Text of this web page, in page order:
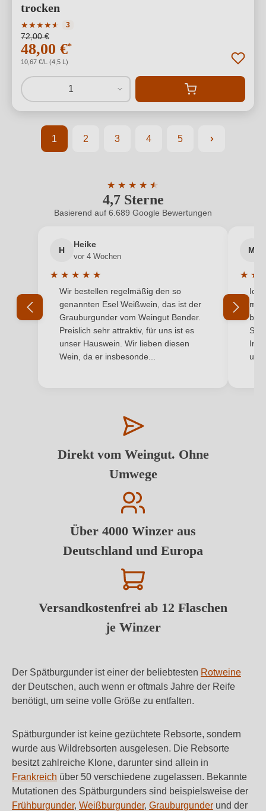
trocken
★★★★★
★
Durchschnittliche Bewertung von 4.33 von 5 Sternen
3
72,00 €
48,00 €*
10,67 €/L (4,5 L)
1
Seite
1
Seite
2
Seite
3
Seite
4
Seite
5
4,7 Sterne
★ ★ ★ ★ ★
★
Durchschnittliche Bewertung von 4.7
Basierend auf 6.689 Google Bewertungen
H
Heike
vor 4 Wochen
★ ★ ★ ★ ★
Durchschnittliche Bewertung von 5 von 5 Sternen
Wir bestellen regelmäßig den so
genannten Esel Weißwein, das ist der
Grauburgunder vom Weingut Bender.
Preislich sehr attraktiv, für uns ist es
unser Hauswein. Wir lieben diesen
Wein, da er insbesonde...
M
★ ★
Ich
mit
und
Direkt vom Weingut. Ohne
Umwege
Über 4000 Winzer aus
Deutschland und Europa
Versandkostenfrei ab 12 Flaschen
je Winzer
Der Spätburgunder ist einer der beliebtesten Rotweine
der Deutschen, auch wenn er oftmals Jahre der Reife
benötigt, um seine volle Größe zu entfalten.
Spätburgunder ist keine gezüchtete Rebsorte, sondern
wurde aus Wildrebsorten ausgelesen. Die Rebsorte
besitzt zahlreiche Klone, darunter sind allein in
Frankreich über 50 verschiedene zugelassen. Bekannte
Mutationen des Spätburgunders sind beispielsweise der
Frühburgunder, Weißburgunder, Grauburgunder und der